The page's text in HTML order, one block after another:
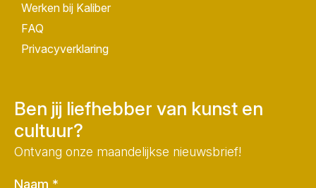
Werken bij Kaliber
FAQ
Privacyverklaring
Ben jij liefhebber van kunst en
cultuur?
Ontvang onze maandelijkse nieuwsbrief!
Naam *